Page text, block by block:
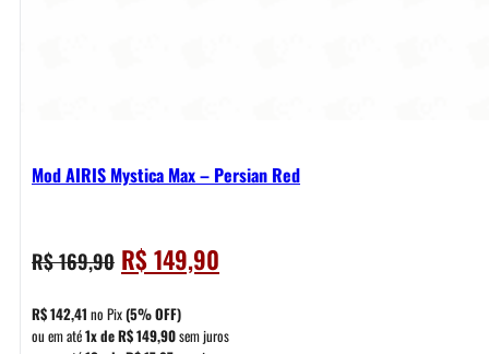
Mod AIRIS Mystica Max – Persian Red
R$169,90 O
preço
original
era:
R$149,90
preço
é:
R$142,41 no Pix(5% OFF)
ou em até1x deR$149,90sem juros